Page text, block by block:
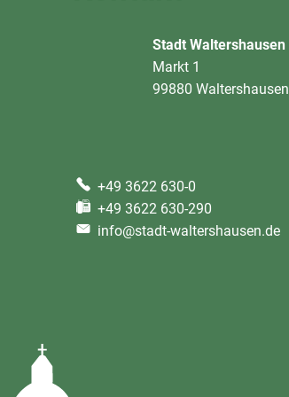
Stadt Waltershausen
Markt 1
99880 Waltershausen
+49 3622 630-0
+49 3622 630-290
info@stadt-waltershausen.de